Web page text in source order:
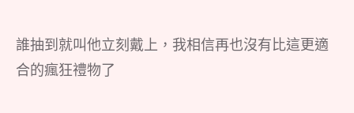
誰抽到就叫他立刻戴上，我相信再也沒有比這更適
合的瘋狂禮物了